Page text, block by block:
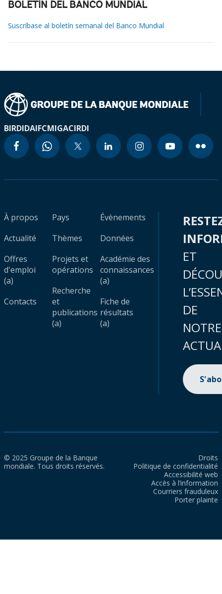
BOLETÍN DEL BANCO MUNDIAL
Suscríbase al boletín semanal del Banco Mundial
BIRDIDAIFCMIGACIRDI
À propos
Actualité
Offres
d'emploi
(a)
Contacts
Pays
Thèmes
Projets et
opérations
Recherche
et
publications
(a)
Évènements
Données
Académie des
connaissances
(a)
Fiche de
résultats
(a)
ET
DE
NOTRE
© 2025 Groupe de la Banque
mondiale. Tous droits réservés.
Droits
Politique de confidentialité
Accessibilité web
Accès à l’information
Courriers frauduleux
Porter plainte